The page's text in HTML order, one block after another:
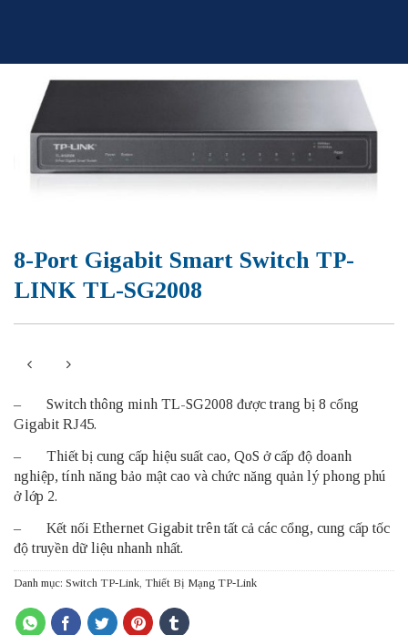
8-Port Gigabit Smart Switch TP-
LINK TL-SG2008
– Switch thông minh TL-SG2008 được trang bị 8 cổng
Gigabit RJ45.
– Thiết bị cung cấp hiệu suất cao, QoS ở cấp độ doanh
nghiệp, tính năng bảo mật cao và chức năng quản lý phong phú
ở lớp 2.
– Kết nối Ethernet Gigabit trên tất cả các cổng, cung cấp tốc
độ truyền dữ liệu nhanh nhất.
Danh mục: Switch TP-Link, Thiết Bị Mạng TP-Link